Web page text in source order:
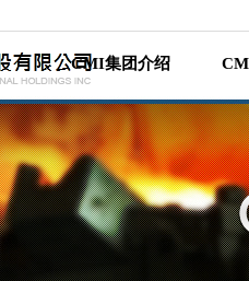
CMI集团介绍